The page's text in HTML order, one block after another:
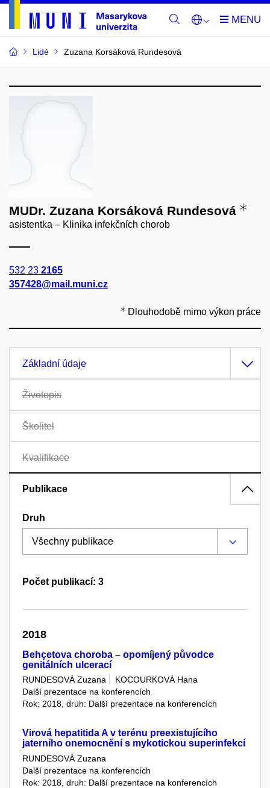
Lidé Zuzana Korsáková Rundesová
MUDr. Zuzana Korsáková Rundesová
asistentka – Klinika infekčních chorob
532 23 2165
357428@mail.muni.cz
Dlouhodobě mimo výkon práce
Základní údaje
Životopis
Školitel
Kvalifikace
Publikace
Druh
Počet publikací: 3
2018
Behçetova choroba – opomíjený původce
genitálních ulcerací
RUNDESOVÁ Zuzana
KOCOURKOVÁ Hana
Další prezentace na konferencích
Rok: 2018, druh: Další prezentace na konferencích
Virová hepatitida A v terénu preexistujícího
jaterního onemocnění s mykotickou superinfekcí
RUNDESOVÁ Zuzana
Další prezentace na konferencích
Rok: 2018, druh: Další prezentace na konferencích